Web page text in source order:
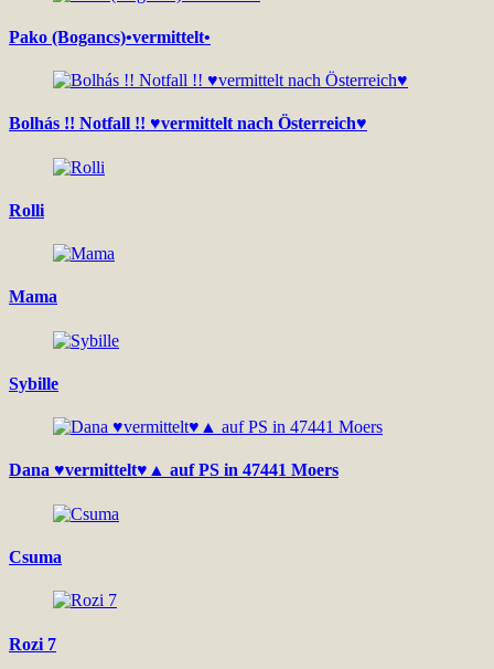
Pako (Bogancs)•vermittelt•
Bolhás !! Notfall !! ♥vermittelt nach Österreich♥
Rolli
Mama
Sybille
Dana ♥vermittelt♥▲ auf PS in 47441 Moers
Csuma
Rozi 7